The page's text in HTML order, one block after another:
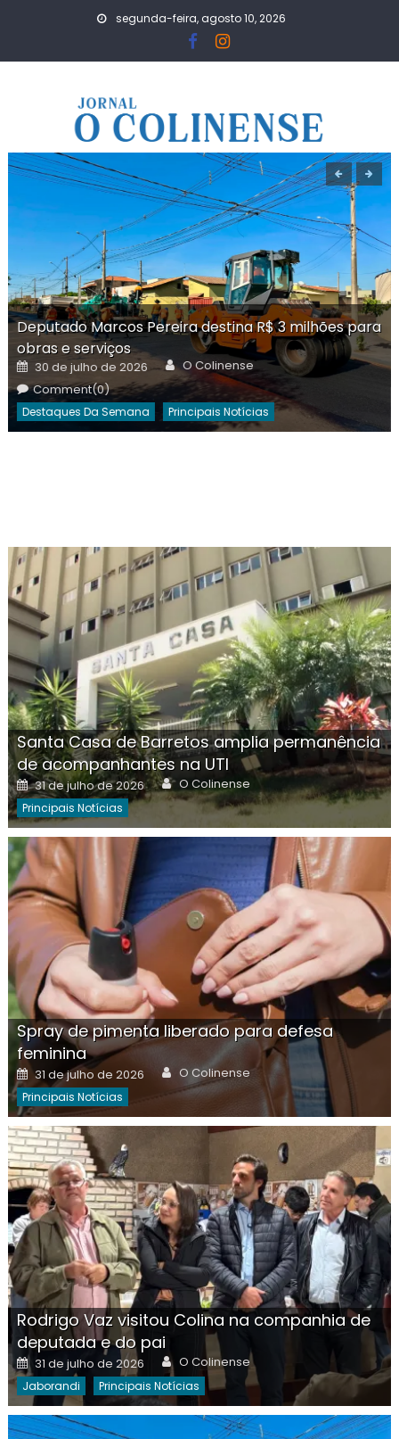
segunda-feira, agosto 10, 2026
Deputado Marcos Pereira destina R$ 3 milhões para
obras e serviços
Posted
on
30 de julho de 2026 Author
O Colinense
Comment(0)
Destaques Da Semana Principais Notícias
Santa Casa de Barretos amplia permanência
de acompanhantes na UTI
Posted
on
31 de julho de 2026 Author
O Colinense
Principais Notícias
Spray de pimenta liberado para defesa
feminina
Posted
on
31 de julho de 2026 Author
O Colinense
Principais Notícias
Rodrigo Vaz visitou Colina na companhia de
deputada e do pai
Posted
on
31 de julho de 2026 Author
O Colinense
Jaborandi Principais Notícias